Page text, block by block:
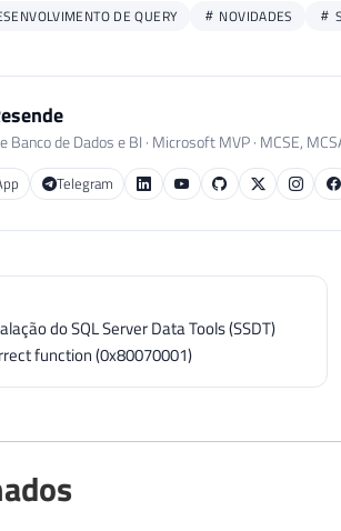
DE QUERY NOVIDADES
Banco de Dados e BI · Microsoft MVP · MCSE,
Telegram
do SQL Server Data Tools (SSDT)
function (0x80070001)